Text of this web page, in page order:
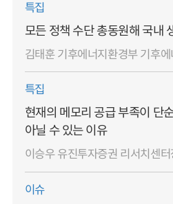
특집
모든 정책 수단 총동원해 국내
김태훈 기후에너지환경부 기후
특집
현재의 메모리 공급 부족이 단
아닐 수 있는 이유
이승우 유진투자증권 리서치센터
이슈